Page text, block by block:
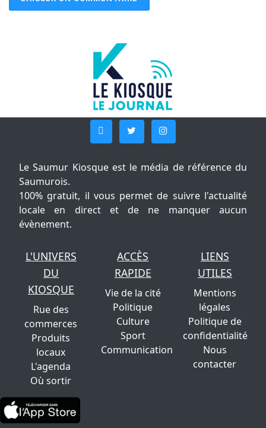
Le Saumur Kiosque est le média de référence du
Saumurois.
100% gratuit, il vous permet de suivre l'actualité
locale en direct et de ne manquer aucun
évènement.
L'UNIVERS
DU
KIOSQUE
Rue des
commerces
Produits
locaux
L'agenda
Où sortir
ACCÈS
RAPIDE
Vie de la cité
Politique
Culture
Sport
Communication
LIENS
UTILES
Mentions
légales
Politique de
confidentialité
Nous
contacter